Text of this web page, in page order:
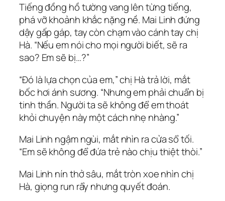
Tiếng đồng hồ tường vang lên từng tiếng,
phá vỡ khoảnh khắc nặng nề. Mai Linh đứng
dậy gấp gáp, tay còn chạm vào cánh tay chị
Hà. “Nếu em nói cho mọi người biết, sẽ ra
sao? Em sẽ bị…?”
“Đó là lựa chọn của em,” chị Hà trả lời, mắt
bốc hơi ánh sương. “Nhưng em phải chuẩn bị
tinh thần. Người ta sẽ không để em thoát
khỏi chuyện này một cách nhẹ nhàng.”
Mai Linh ngậm ngùi, mắt nhìn ra cửa sổ tối.
“Em sẽ không để đứa trẻ nào chịu thiệt thòi.”
Mai Linh nín thở sâu, mắt tròn xoe nhìn chị
Hà, giọng run rẩy nhưng quyết đoán.